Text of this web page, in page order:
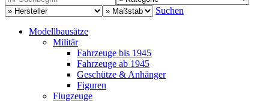
Suchen
Modellbausätze
Militär
Fahrzeuge bis 1945
Fahrzeuge ab 1945
Geschütze & Anhänger
Figuren
Flugzeuge